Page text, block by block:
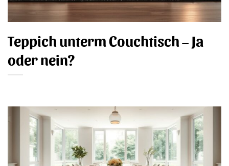
Teppich unterm Couchtisch – Ja
oder nein?